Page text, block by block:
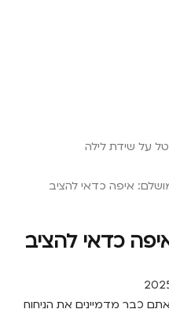
איפה כדאי להציב
כדאי להציב
כבר מדמיינים את הניחוח